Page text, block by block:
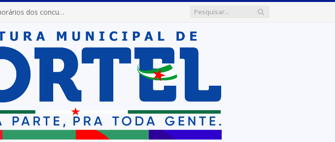
Prefeitura de Portel prorroga inscrições e altera horários dos concursos “Musa” e “Miss Mix Verão 2026”